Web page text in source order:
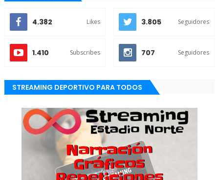
4.382 Likes 3.805 Seguidores
1.410 Subscribes 707 Seguidores
STREAMING DEPORTIVO PARA TODOS